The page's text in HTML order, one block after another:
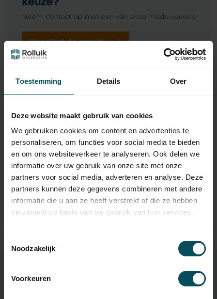
Toestemming Details Over
Deze website maakt gebruik van cookies
We gebruiken cookies om content en advertenties te
personaliseren, om functies voor social media te bieden
en om ons websiteverkeer te analyseren. Ook delen we
informatie over uw gebruik van onze site met onze
partners voor social media, adverteren en analyse. Deze
partners kunnen deze gegevens combineren met andere
informatie die u aan ze heeft verstrekt of die ze hebben
verzameld op basis van uw gebruik van hun services.
Noodzakelijk
Voorkeuren
Neem contact op met een van onze medewerkers
Vraag het de expert
Gerelateerde producten
SELVE
Selve motorsteun SP 3 -
groot, binnen vierkant 16
mm
Op voorraad
8,95
Selve motorsteun SP 3 -